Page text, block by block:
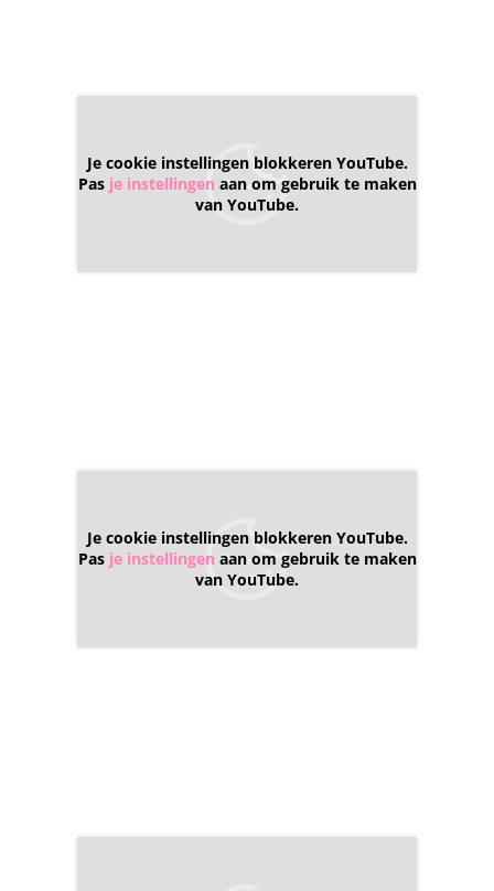
Je cookie instellingen blokkeren YouTube.
Pas je instellingen aan om gebruik te maken
van YouTube.
Je cookie instellingen blokkeren YouTube.
Pas je instellingen aan om gebruik te maken
van YouTube.